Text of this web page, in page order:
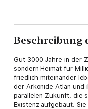
Beschreibung
Gut 3000 Jahre in der
sondern Heimat für
friedlich miteinander
der Arkonide Atlan und
parallelen Zukunft, die
Existenz aufgebaut.